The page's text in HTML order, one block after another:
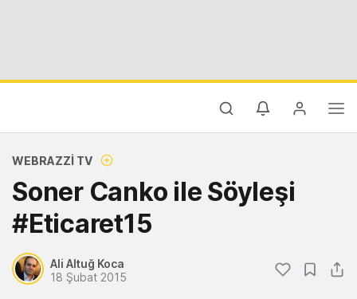
WEBRAZZI TV
Soner Canko ile Söyleşi
#Eticaret15
Ali Altuğ Koca
18 Şubat 2015